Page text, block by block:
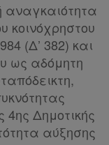
αναγκαιότητα
κοινόχρηστου
(Δ’ 382) και
ως αδόμητη
4ης Δημοτικής
αύξησης